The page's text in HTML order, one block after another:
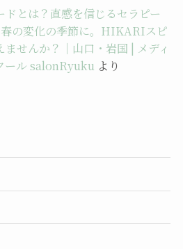
とは？直感を信じるセラピー
春の変化の季節に。HIKARIスピ
ませんか？｜山口・岩国 | メディ
ール salonRyuku より